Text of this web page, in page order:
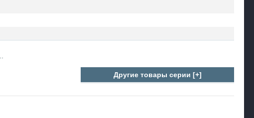
Другие товары серии [+]